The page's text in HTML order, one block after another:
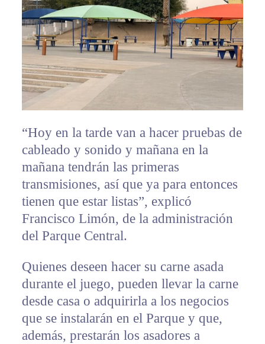
“Hoy en la tarde van a hacer pruebas de
cableado y sonido y mañana en la
mañana tendrán las primeras
transmisiones, así que ya para entonces
tienen que estar listas”, explicó
Francisco Limón, de la administración
del Parque Central.
Quienes deseen hacer su carne asada
durante el juego, pueden llevar la carne
desde casa o adquirirla a los negocios
que se instalarán en el Parque y que,
además, prestarán los asadores a